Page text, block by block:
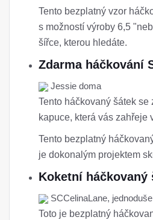
Tento bezplatný vzor
s možností výroby 6,5
šířce, kterou hledáte.
Zdarma háčkování
Jessie doma
Tento háčkovaný šátek
kapuce, která vás zahřeje
Tento bezplatný
je dokonalým projektem
Koketní háčkovaný
SCCelinaLane,
Toto je bezplatný